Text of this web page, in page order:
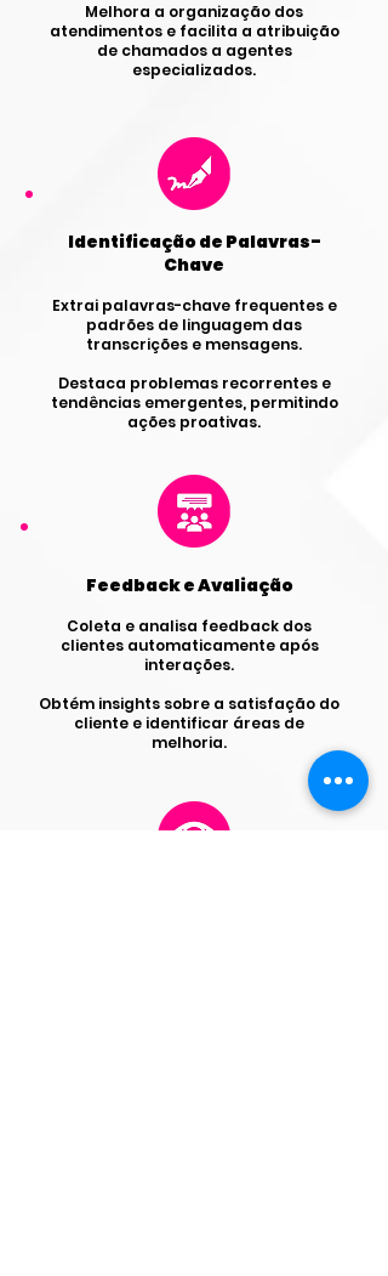
Melhora a organização dos
atendimentos e facilita a atribuição
de chamados a agentes
especializados.
Identificação de Palavras-
Chave
Extrai palavras-chave frequentes e
padrões de linguagem das
transcrições e mensagens.
Destaca problemas recorrentes e
tendências emergentes, permitindo
ações proativas.
Feedback e Avaliação
Coleta e analisa feedback dos
clientes automaticamente após
interações.
Obtém insights sobre a satisfação do
cliente e identificar áreas de
melhoria.